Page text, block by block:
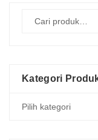
Kategori